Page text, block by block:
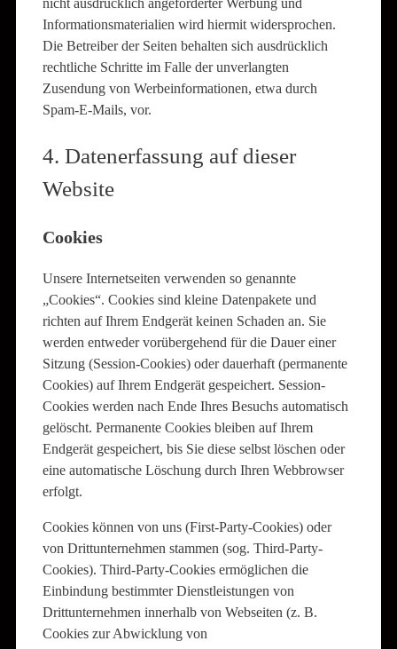
nicht ausdrücklich angeforderter Werbung und
Informationsmaterialien wird hiermit widersprochen.
Die Betreiber der Seiten behalten sich ausdrücklich
rechtliche Schritte im Falle der unverlangten
Zusendung von Werbeinformationen, etwa durch
Spam-E-Mails, vor.
4. Datenerfassung auf dieser
Website
Cookies
Unsere Internetseiten verwenden so genannte
„Cookies“. Cookies sind kleine Datenpakete und
richten auf Ihrem Endgerät keinen Schaden an. Sie
werden entweder vorübergehend für die Dauer einer
Sitzung (Session-Cookies) oder dauerhaft (permanente
Cookies) auf Ihrem Endgerät gespeichert. Session-
Cookies werden nach Ende Ihres Besuchs automatisch
gelöscht. Permanente Cookies bleiben auf Ihrem
Endgerät gespeichert, bis Sie diese selbst löschen oder
eine automatische Löschung durch Ihren Webbrowser
erfolgt.
Cookies können von uns (First-Party-Cookies) oder
von Drittunternehmen stammen (sog. Third-Party-
Cookies). Third-Party-Cookies ermöglichen die
Einbindung bestimmter Dienstleistungen von
Drittunternehmen innerhalb von Webseiten (z. B.
Cookies zur Abwicklung von